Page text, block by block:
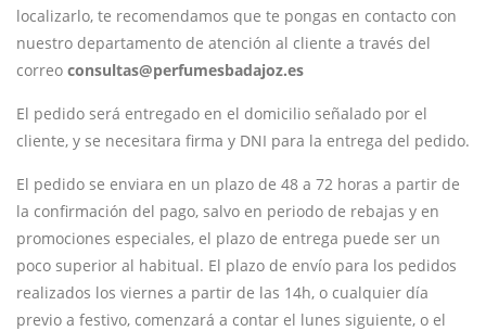
localizarlo, te recomendamos que te pongas en contacto con
nuestro departamento de atención al cliente a través del
correo consultas@perfumesbadajoz.es
El pedido será entregado en el domicilio señalado por el
cliente, y se necesitara firma y DNI para la entrega del pedido.
El pedido se enviara en un plazo de 48 a 72 horas a partir de
la confirmación del pago, salvo en periodo de rebajas y en
promociones especiales, el plazo de entrega puede ser un
poco superior al habitual. El plazo de envío para los pedidos
realizados los viernes a partir de las 14h, o cualquier día
previo a festivo, comenzará a contar el lunes siguiente, o el